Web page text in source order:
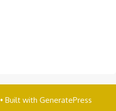
• Built with GeneratePress